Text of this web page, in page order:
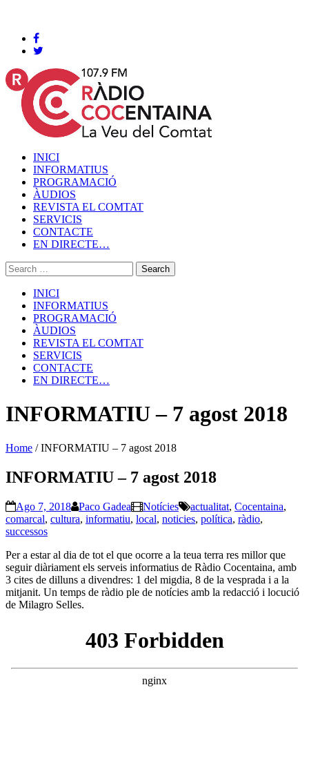
INICI
INFORMATIUS
PROGRAMACIÓ
ÀUDIOS
REVISTA EL COMTAT
SERVICIS
CONTACTE
EN DIRECTE…
INICI
INFORMATIUS
PROGRAMACIÓ
ÀUDIOS
REVISTA EL COMTAT
SERVICIS
CONTACTE
EN DIRECTE…
INFORMATIU – 7 agost 2018
Home /INFORMATIU – 7 agost 2018
INFORMATIU – 7 agost 2018
Ago 7, 2018 Paco Gadea Notícies actualitat, Cocentaina,
comarcal, cultura, informatiu, local, noticies, política, ràdio,
successos
Per a estar al dia de tot el que ocorre a la teua terra res millor que
seguir diàriament els serveis informatius de Ràdio Cocentaina, amb
3 cites de dilluns a divendres: 1 del migdia, 8 de la vesprada i a la
mitjanit. Un temps de ràdio ple de notícies amb la redacció i locució
de Milagro Selles.